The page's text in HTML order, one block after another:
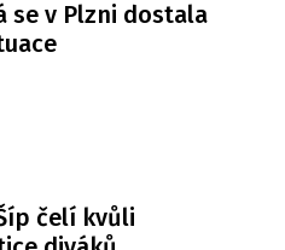
se v Plzni dostala
čelí kvůli